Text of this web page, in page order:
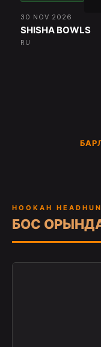
30 NOV 2026
SHISHA BOWLS
RU
HOOKAH
БОС